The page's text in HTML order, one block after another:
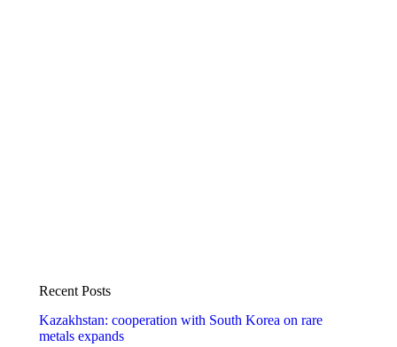
Recent Posts
Kazakhstan: cooperation with South Korea on rare
metals expands